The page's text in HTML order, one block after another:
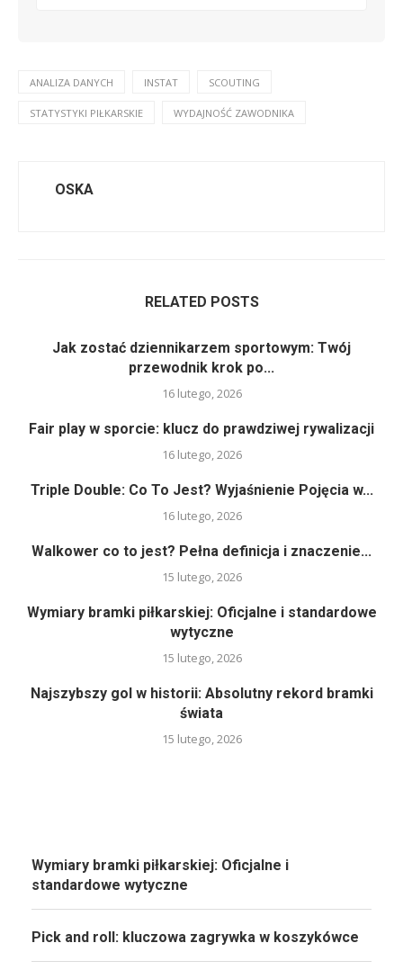
ANALIZA DANYCH INSTAT SCOUTING
STATYSTYKI PIŁKARSKIE WYDAJNOŚĆ ZAWODNIKA
OSKA
RELATED POSTS
Jak zostać dziennikarzem sportowym: Twój
przewodnik krok po...
16 lutego, 2026
Fair play w sporcie: klucz do prawdziwej rywalizacji
16 lutego, 2026
Triple Double: Co To Jest? Wyjaśnienie Pojęcia w...
16 lutego, 2026
Walkower co to jest? Pełna definicja i znaczenie...
15 lutego, 2026
Wymiary bramki piłkarskiej: Oficjalne i standardowe
wytyczne
15 lutego, 2026
Najszybszy gol w historii: Absolutny rekord bramki
świata
15 lutego, 2026
Wymiary bramki piłkarskiej: Oficjalne i
standardowe wytyczne
Pick and roll: kluczowa zagrywka w koszykówce